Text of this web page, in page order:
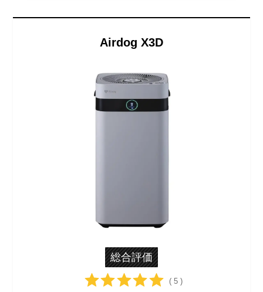
Airdog X3D
総合評価
( 5 )